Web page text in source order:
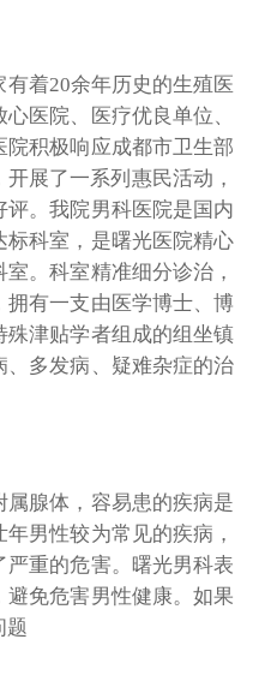
着20余年历史的生殖医
医院、医疗优良单位、
积极响应成都市卫生部
展了一系列惠民活动，
。我院男科医院是国内
科室，是曙光医院精心
。科室精准细分诊治，
有一支由医学博士、博
津贴学者组成的组坐镇
、多发病、疑难杂症的治
腺体，容易患的疾病是
男性较为常见的疾病，
重的危害。曙光男科表
免危害男性健康。如果
题